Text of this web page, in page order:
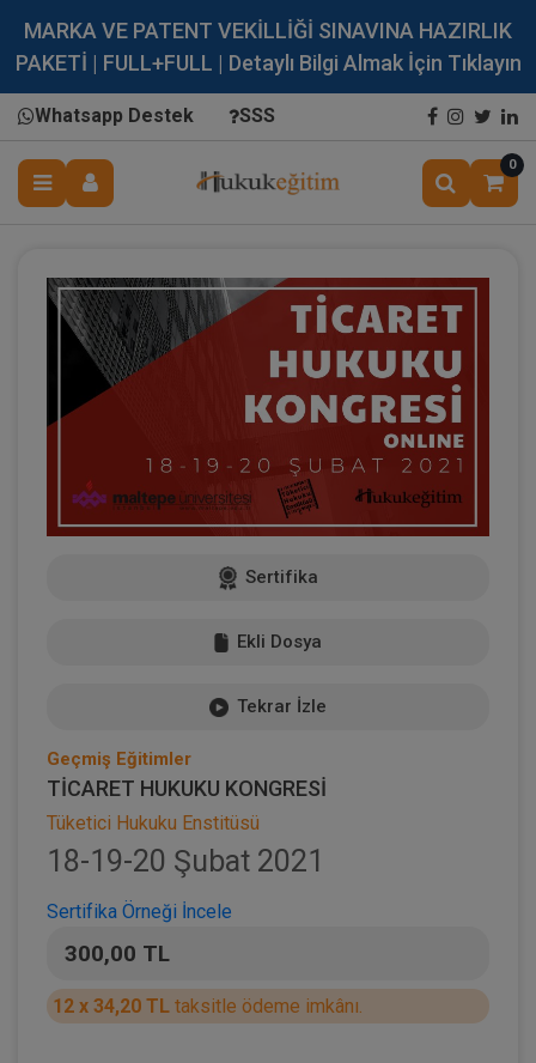
MARKA VE PATENT VEKİLLİĞİ SINAVINA HAZIRLIK
PAKETİ | FULL+FULL | Detaylı Bilgi Almak İçin Tıklayın
Whatsapp Destek SSS
0
Sertifika
Ekli Dosya
Tekrar İzle
Geçmiş Eğitimler
TİCARET HUKUKU KONGRESİ
Tüketici Hukuku Enstitüsü
18-19-20 Şubat 2021
Sertifika Örneği İncele
300,00 TL
12 x 34,20 TL taksitle ödeme imkânı.